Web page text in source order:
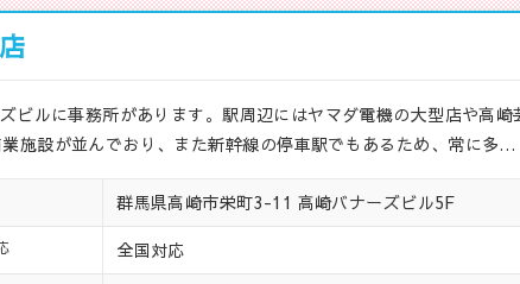
ビルに事務所があります。駅周辺にはヤマダ電機の大型店や高崎
施設が並んでおり、また新幹線の停車駅でもあるため、常に多…
群馬県高崎市栄町3-11 高崎バナーズビル5F
全国対応